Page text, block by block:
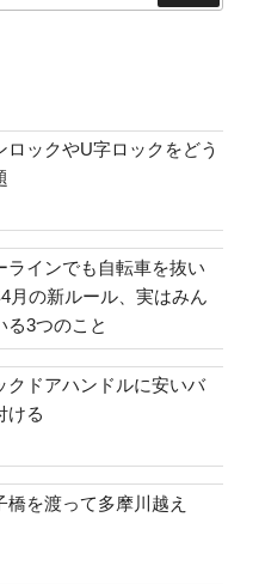
ロックやU字ロックをどう
ラインでも自転車を抜い
月の新ルール、実はみん
る3つのこと
クドアハンドルに安いバ
ける
橋を渡って多摩川越え